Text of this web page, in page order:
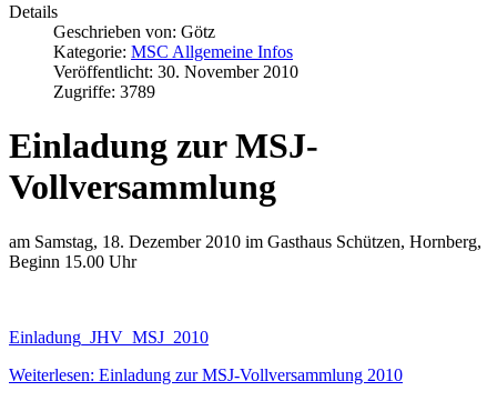
Details
Geschrieben von: Götz
Kategorie: MSC Allgemeine Infos
Veröffentlicht: 30. November 2010
Zugriffe: 3789
Einladung zur MSJ-
Vollversammlung
am Samstag, 18. Dezember 2010 im Gasthaus Schützen, Hornberg,
Beginn 15.00 Uhr
Einladung_JHV_MSJ_2010
Weiterlesen: Einladung zur MSJ-Vollversammlung 2010